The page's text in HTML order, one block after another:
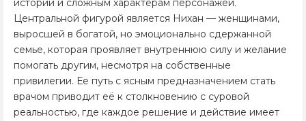
истории и сложным характерам персонажей.
Центральной фигурой является Нихан — женщинами,
выросшей в богатой, но эмоционально сдержанной
семье, которая проявляет внутреннюю силу и желание
помогать другим, несмотря на собственные
привилегии. Ее путь с ясным предназначением стать
врачом приводит её к столкновению с суровой
реальностью, где каждое решение и действие имеет